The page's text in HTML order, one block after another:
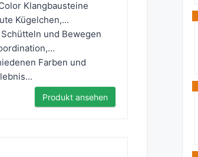
Klangbausteine
Kügelchen,...
und Bewegen
Farben und
Produkt ansehen